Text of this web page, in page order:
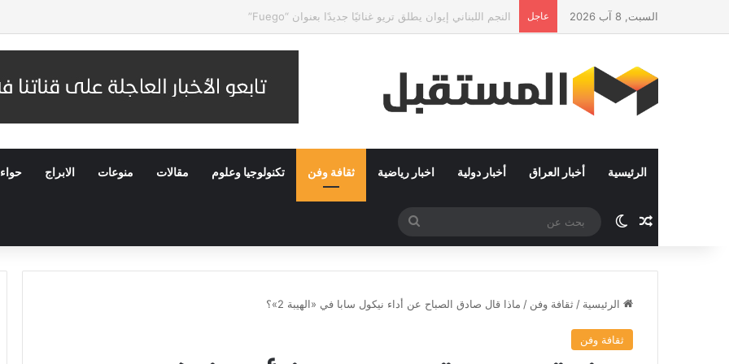
السبت, 8 آب 2026 عاجل وزير الشؤون الإسلامية يفتتح التصفيات النهائية لمسابقة الملك عبدالعزيز الدولية للقرآن الكريم في دورتها الـ46
الرئيسية أخبار العراق أخبار دولية اخبار رياضية ثقافة وفن تكنولوجيا وعلوم مقالات منوعات الابراج حواء
مقال عشوائي
الوضع المظلم
عن
الرئيسية / ثقافة وفن / ماذا قال صادق الصباح عن أداء نيكول سابا في «الهيبة 2»؟
ثقافة وفن